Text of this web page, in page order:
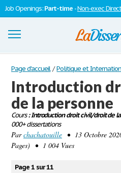
Job Openings:Part-time -Non-exec
Dissertations
S'inscrire
Se connecter
Contactez-nous
Page d'accueil / Politique et
Introduction
de la personne
Cours: Introduction droit civil/droit de
000+ dissertations
Parchachatouille • 13 Octobre
Pages) • 1 004 Vues
Page 1 sur 11